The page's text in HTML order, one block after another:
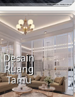
Desain
Ruang
Tamu